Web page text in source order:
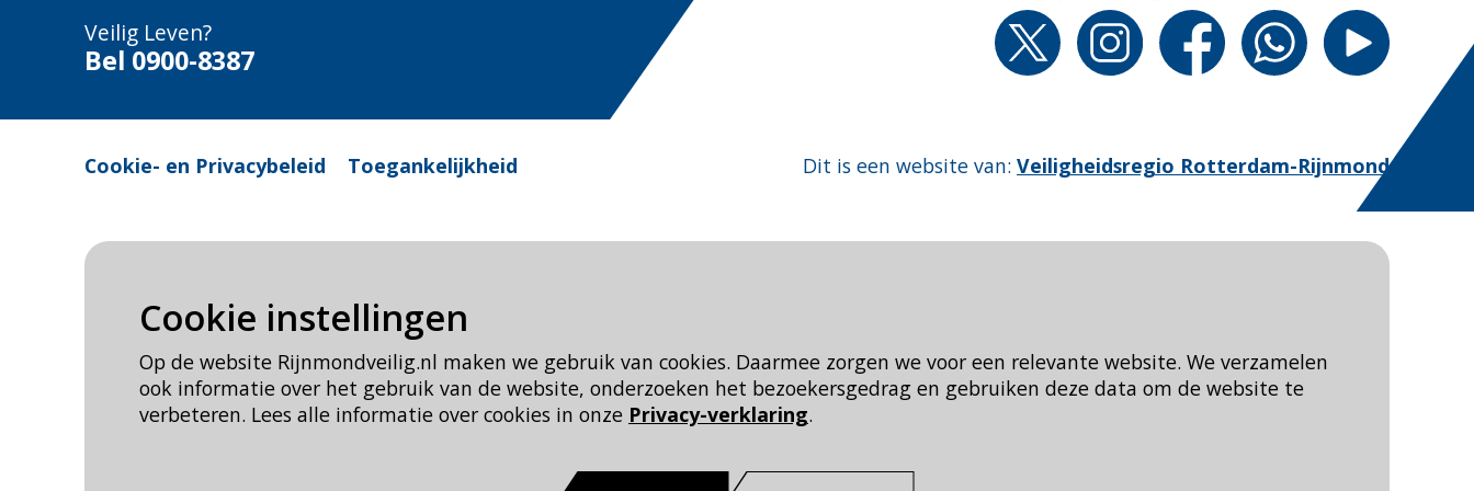
Cookie instellingen
Op de website Rijnmondveilig.nl maken we gebruik van cookies. Daarmee zorgen we voor een relevante website. We verzamelen
ook informatie over het gebruik van de website, onderzoeken het bezoekersgedrag en gebruiken deze data om de website te
verbeteren. Lees alle informatie over cookies in onze Privacy-verklaring.
Veilig Leven?
Bel 0900-8387
Cookie- en Privacybeleid Toegankelijkheid Dit is een website van: Veiligheidsregio Rotterdam-Rijnmond